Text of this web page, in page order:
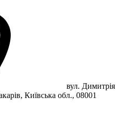
вул. Димитрія
Київська обл., 08001